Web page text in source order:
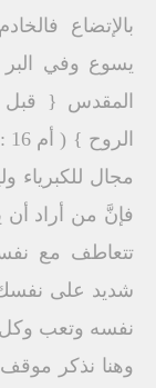
بالإتضاع
يسوع وفي البر
المقدس { قبل
مجال للكبرياء
تتعاطف مع
شديد على نفسك
نفسه وتعب وكل
وهنا نذكر موقف